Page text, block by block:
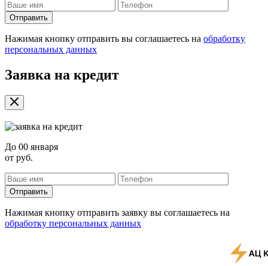
Отправить
Нажимая кнопку отправить вы соглашаетесь на обработку
персональных данных
Заявка на кредит
До 00 января
от руб.
Отправить
Нажимая кнопку отправить заявку вы соглашаетесь на
обработку персональных данных